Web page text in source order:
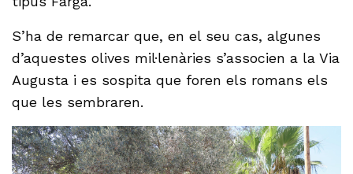
S’ha de remarcar que, en el seu cas, algunes
d’aquestes olives mil·lenàries s’associen a la Via
Augusta i es sospita que foren els romans els
que les sembraren.